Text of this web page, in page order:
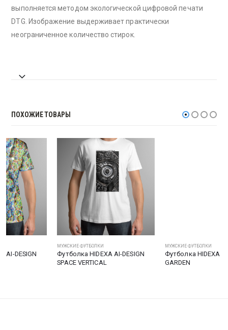
выполняется методом экологической цифровой печати
DTG. Изображение выдерживает практически
неограниченное количество стирок.
ПОХОЖИЕ ТОВАРЫ
МУЖСКИЕ ФУТБОЛКИ
Футболка HIDEXA AI-DESIGN
SPACE VERTICAL
Футболка HIDEXA AI-DESIGN